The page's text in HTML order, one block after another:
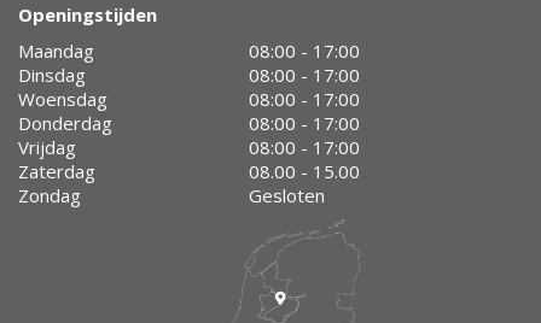
Openingstijden
Maandag
08:00 - 17:00
Dinsdag
08:00 - 17:00
Woensdag
08:00 - 17:00
Donderdag
08:00 - 17:00
Vrijdag
08:00 - 17:00
Zaterdag
08.00 - 15.00
Zondag
Gesloten